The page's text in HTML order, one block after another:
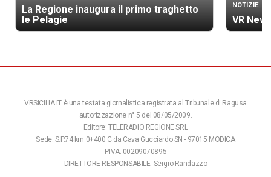
La Regione inaugura il primo traghetto
le Pelagie
NOTIZIE
VR
VRSICILIA.IT è una testata giornalistica registrata al Tribunale di Ragusa
autorizzazione n° 5 del 08/05/2009.
Editore: TELERADIO REGIONE SRL
Sede: S.P.74 km 0+400 C.da Cava Gucciardo SN - 97015 MODICA
P.IVA: 00209070895
DIRETTORE RESPONSABILE: Sergio Randazzo